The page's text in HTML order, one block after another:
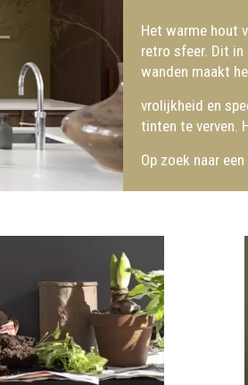
Het warme hout
retro sfeer. Dit
wanden maakt
vrolijkheid en
tinten te verven.
Op zoek naar